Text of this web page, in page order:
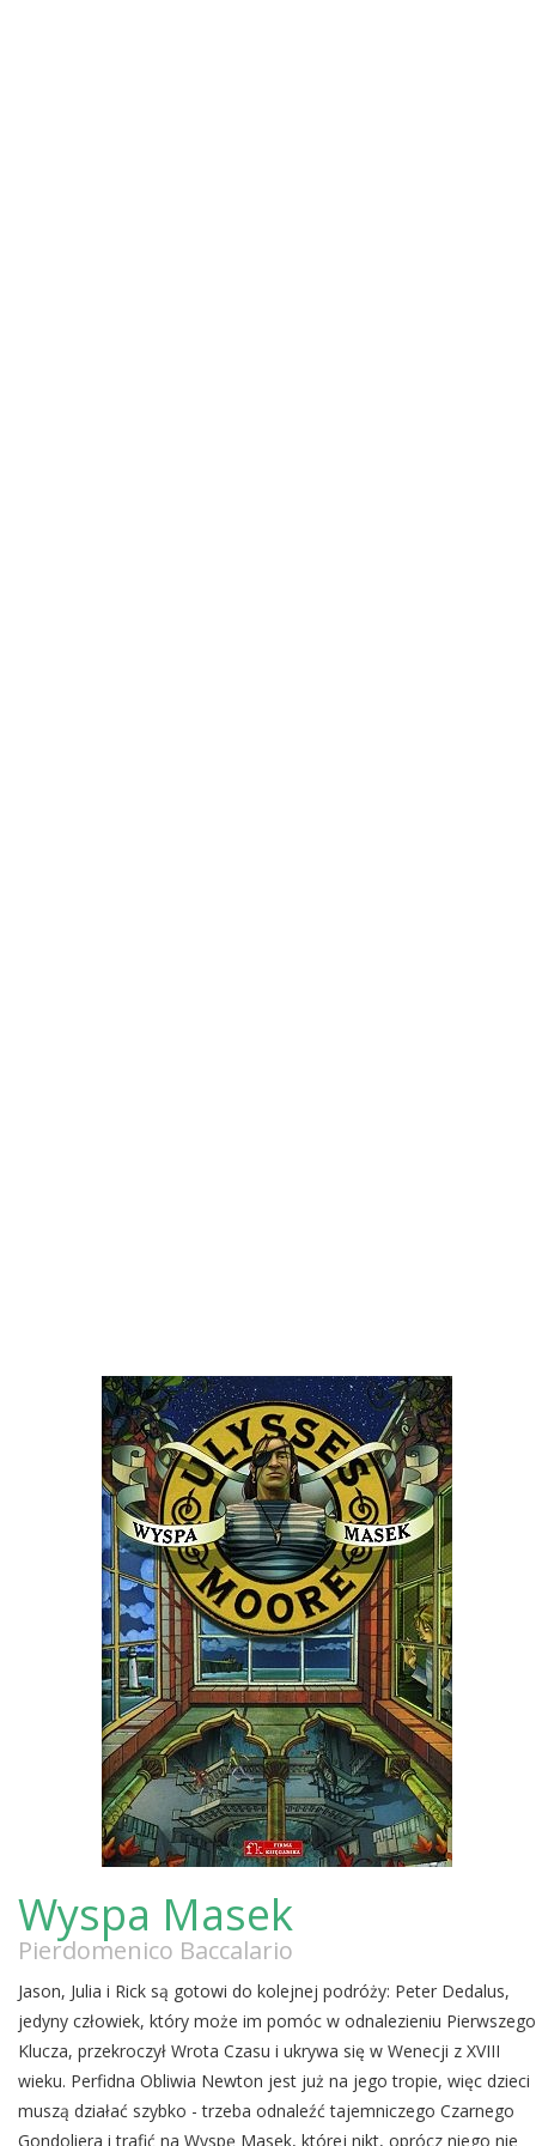
Wyspa Masek
Pierdomenico Baccalario
Jason, Julia i Rick są gotowi do kolejnej podróży: Peter Dedalus,
jedyny człowiek, który może im pomóc w odnalezieniu Pierwszego
Klucza, przekroczył Wrota Czasu i ukrywa się w Wenecji z XVIII
wieku. Perfidna Obliwia Newton jest już na jego tropie, więc dzieci
muszą działać szybko - trzeba odnaleźć tajemniczego Czarnego
Gondoliera i trafić na Wyspę Masek, której nikt, oprócz niego nie